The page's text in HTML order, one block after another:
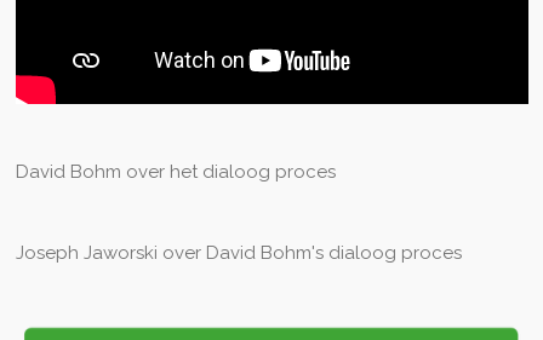
David Bohm over het dialoog proces
Joseph Jaworski over David Bohm's dialoog proces